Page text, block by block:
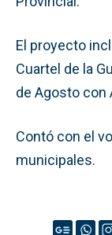
El proyecto
Cuartel de la
de Agosto con
Contó con el
municipales.